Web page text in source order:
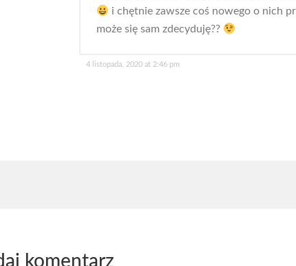
i chętnie zawsze coś nowego o nich
może się sam zdecyduję??
4 listopada, 2020 at 2:46 pm
komentarz